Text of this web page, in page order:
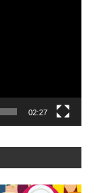
02:27